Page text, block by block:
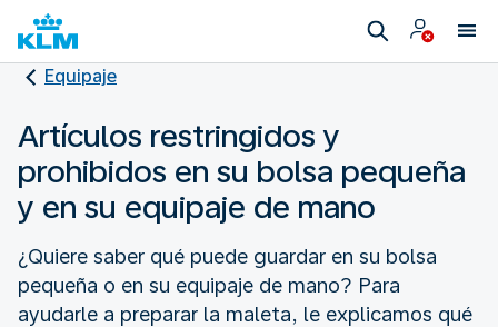
Equipaje
Artículos restringidos y
prohibidos en su bolsa pequeña
y en su equipaje de mano
¿Quiere saber qué puede guardar en su bolsa
pequeña o en su equipaje de mano? Para
ayudarle a preparar la maleta, le explicamos qué